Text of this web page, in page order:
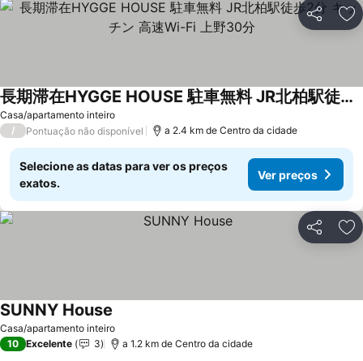
Partilhar
Casa/apartamento inteiro
長期滞在HYGGE HOUSE 駐車無料 JR北柏駅徒歩2分 キッチン 高速Wi-Fi 上野30分
Ver preços
/ Pontuação não disponível a 2.4 km de Centro da cidade
Selecione as datas para ver os preços
exatos.
Ver preços
Partilhar
Casa/apartamento inteiro
SUNNY House
10 Excelente 3 a 1.2 km de Centro da cidade